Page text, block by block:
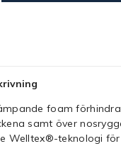
foam
samt över
Welltex®-teknologi